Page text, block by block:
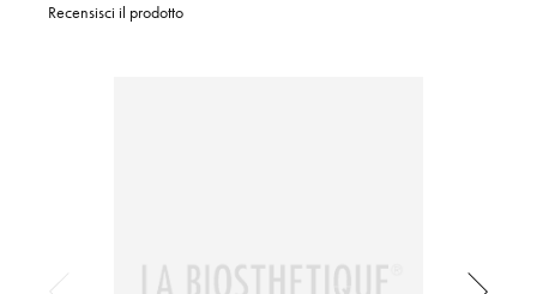
Recensisci il prodotto